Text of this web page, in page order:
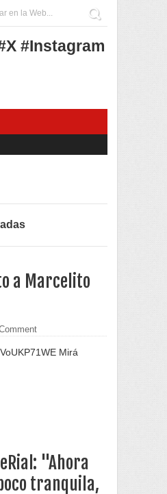
#Instagram
a Marcelito
Mirá
"Ahora
tranquila,